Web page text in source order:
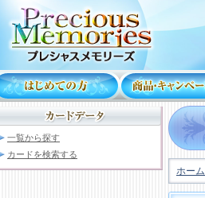
一覧から探す
カードを検索する
ホーム